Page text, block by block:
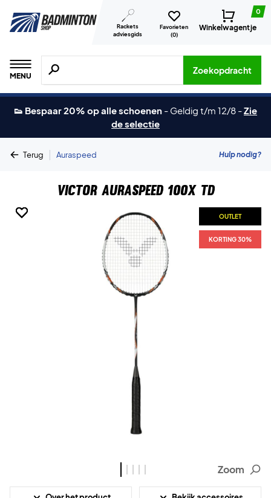
Rackets
adviesgids
Favorieten
(0)
0
Winkelwagentje
MENU
Zoeken naar producten, merken etc.
Zoekopdracht
👟 Bespaar 20% op alle schoenen - Geldig t/m 12/8 -Zie
de selectie
Terug | Auraspeed Hulp nodig?
Victor Auraspeed 100X TD
OUTLET
KORTING 30%
OUTLET
KORTING 30%
OUTLET
KORTING 30%
OUTLET
KORTING 30%
OUTLET
KORTING 30%
Zoom